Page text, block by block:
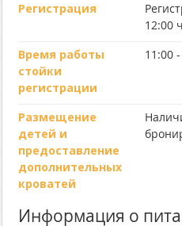
Регистрация
12:00
Время работы
стойки
регистрации
11:00
Размещение
детей и
предоставление
дополнительных
кроватей
Информация о